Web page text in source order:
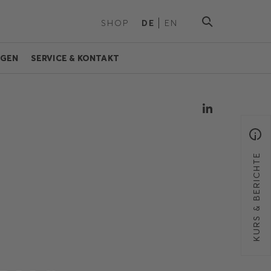
KURS & BERICHTE
SHOP DE EN
SERVICE & KONTAKT